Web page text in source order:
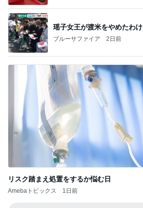
瑶子女王が渡米をやめたわけ
ブルーサファイア 2日前
リスク踏まえ処置をするか悩む日
Amebaトピックス 1日前